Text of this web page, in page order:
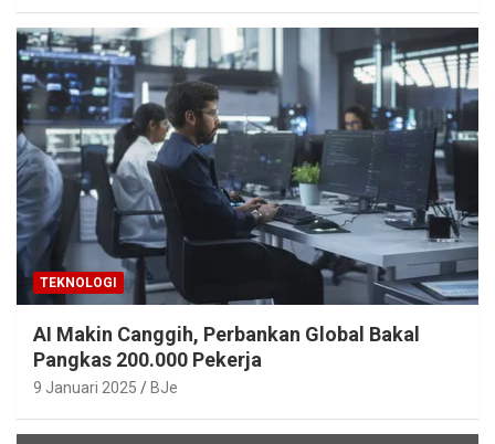
TEKNOLOGI
AI Makin Canggih, Perbankan Global Bakal
Pangkas 200.000 Pekerja
9 Januari 2025 BJe